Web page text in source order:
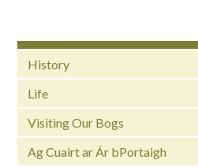
History
Life
Visiting Our Bogs
Ag Cuairt ar Ár bPortaigh